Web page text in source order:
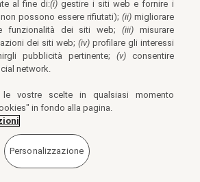
al fine di:(i) gestire i siti web e fornire i
possono essere rifiutati); (ii)migliorare
funzionalità dei siti web; (iii)misurare
dei siti web; (iv)profilare gli interessi
pubblicità pertinente; (v)consentire
network.
le vostre scelte in qualsiasi momento
in fondo alla pagina.
Personalizzazione